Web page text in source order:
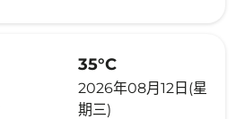
35°C
2026年08月12日(星
期三)